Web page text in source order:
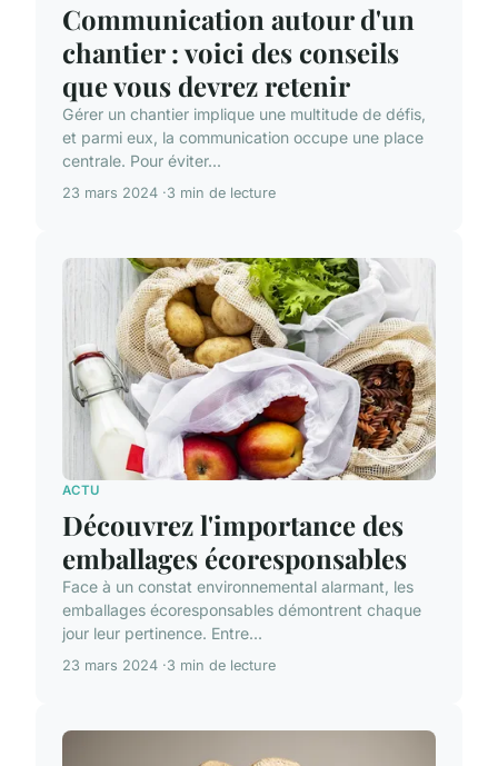
Communication autour d'un
chantier : voici des conseils
que vous devrez retenir
Gérer un chantier implique une multitude de défis,
et parmi eux, la communication occupe une place
centrale. Pour éviter...
23 mars 2024 3 min de lecture
ACTU
Découvrez l'importance des
emballages écoresponsables
Face à un constat environnemental alarmant, les
emballages écoresponsables démontrent chaque
jour leur pertinence. Entre...
23 mars 2024 3 min de lecture